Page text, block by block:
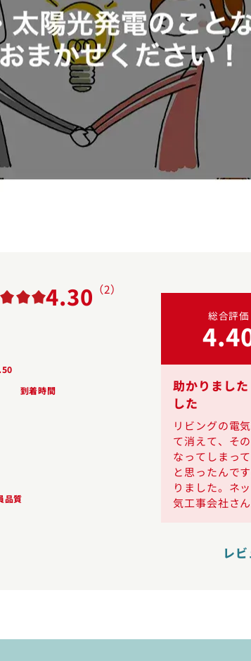
4.30 （2）
到着時間
品質
てくれて満足です！
総合評価
助かりまし
した
リビングの電
て消えて、そ
なってしまっ
と思ったんで
りました。ネ
気工事会社さ
レ